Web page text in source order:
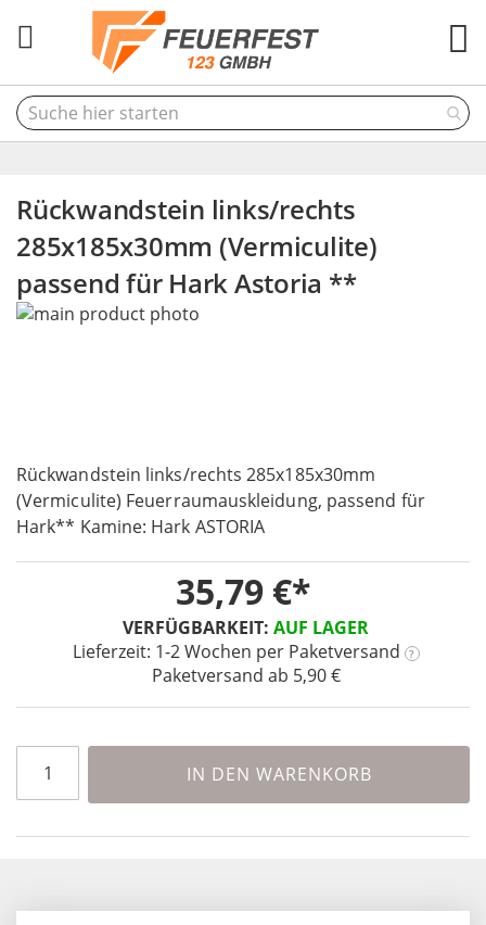
Rückwandstein links/rechts
285x185x30mm (Vermiculite)
passend für Hark Astoria **
Rückwandstein links/rechts 285x185x30mm
(Vermiculite) Feuerraumauskleidung, passend für
Hark** Kamine: Hark ASTORIA
VERFÜGBARKEIT: AUF LAGER
Lieferzeit: 1-2 Wochen per Paketversand ?
Paketversand ab 5,90 €
35,79 €
IN DEN WARENKORB
Skip
gallery
to
the
beginning
the